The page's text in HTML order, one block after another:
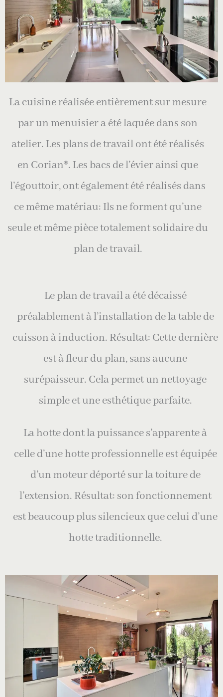
La cuisine réalisée entièrement sur mesure
par un menuisier a été laquée dans son
atelier. Les plans de travail ont été réalisés
en Corian®. Les bacs de l’évier ainsi que
l’égouttoir, ont également été réalisés dans
ce même matériau: Ils ne forment qu’une
seule et même pièce totalement solidaire du
plan de travail.
Le plan de travail a été décaissé
préalablement à l’installation de la table de
cuisson à induction. Résultat: Cette dernière
est à fleur du plan, sans aucune
surépaisseur. Cela permet un nettoyage
simple et une esthétique parfaite.
La hotte dont la puissance s’apparente à
celle d’une hotte professionnelle est équipée
d’un moteur déporté sur la toiture de
l’extension. Résultat: son fonctionnement
est beaucoup plus silencieux que celui d’une
hotte traditionnelle.